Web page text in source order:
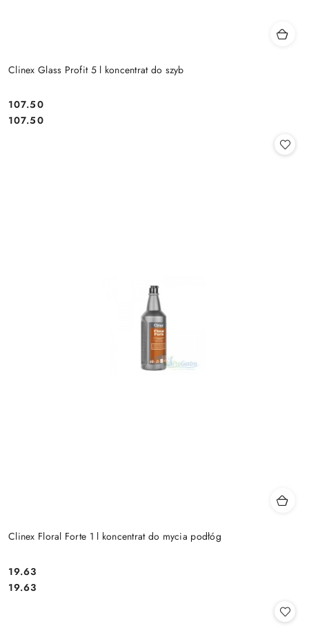
Clinex Glass Profit 5 l koncentrat do szyb
Cena:
107.50
Cena:
107.50
Clinex Floral Forte 1 l koncentrat do mycia podłóg
Cena:
19.63
Cena:
19.63